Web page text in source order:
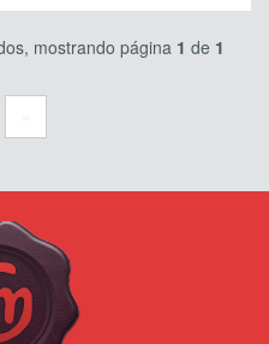
mostrando página 1 de 1